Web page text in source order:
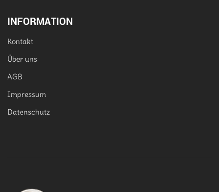
INFORMATION
Kontakt
Über uns
AGB
Impressum
Datenschutz